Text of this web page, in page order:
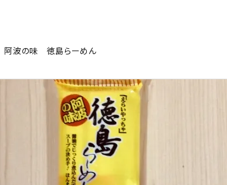
search
阿波の味 徳島らーめん